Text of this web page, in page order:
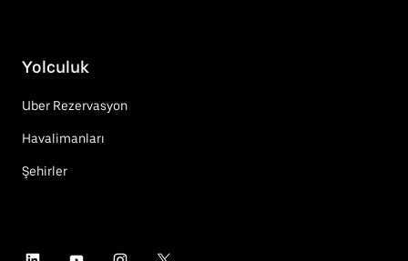
Yolculuk
Uber Rezervasyon
Havalimanları
Şehirler